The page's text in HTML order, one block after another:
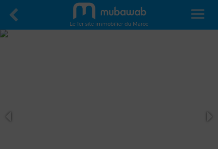
Le 1er site immobilier du Maroc